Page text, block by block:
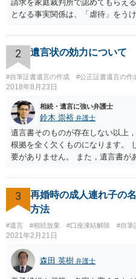
請求を家庭裁判所で認めてもらえ
となる事実関係は、「虐待」をう
「廃除」は遺言でも可能です（民
情を話して相談して、「廃除」が
とをお勧めします。
2 遺言状の効力について
#自筆証書遺言の作成 #公正証書遺言の作
2018年8月23日
相続・遺言に強い弁護士
鈴木 崇裕 弁護士
遺言書そのものが存在しない以上
根拠を全く欠くものになります。
要がありません。 また，遺言書が
ご回答にもありますが， 代理人弁
方に対して， ・相続に関する主
と ・今後一切の連絡をしてこない
書面を発送してもらうことがよろ
3
再婚時の成人連れ子の
方法
#遺言 #相続放棄 #口座凍結解除 #自筆
2021年2月21日
森田 英樹 弁護士